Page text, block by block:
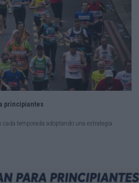
principiantes
temporada adoptando una estrategia